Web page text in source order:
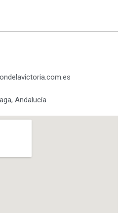
Andalucía